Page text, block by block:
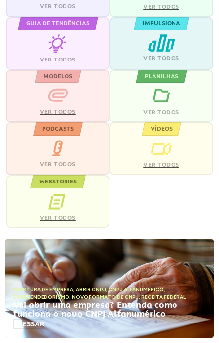
VER TODOS VER TODOS
GUIA DE TENDÊNCIAS
VER TODOS
IMPULSIONA
VER TODOS
MODELOS
VER TODOS
PLANILHAS
VER TODOS
PODCASTS
VER TODOS
VÍDEOS
VER TODOS
WEBSTORIES
VER TODOS
ABERTURA DE EMPRESA, ABRIR CNPJ,CNPJ ALFANUMÉRICO,
EMPREENDEDORISMO, NOVO FORMATO DE CNPJ,RECEITA FEDERAL
Vai abrir uma empresa? Entenda como
funciona o novo CNPJ Alfanumérico
ACESSAR